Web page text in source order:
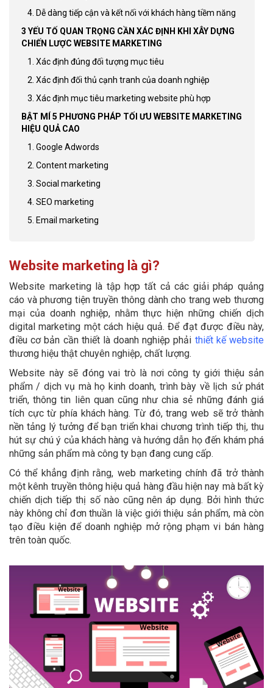
4. Dễ dàng tiếp cận và kết nối với khách hàng tiềm năng
3 YẾU TỐ QUAN TRỌNG CẦN XÁC ĐỊNH KHI XÂY DỰNG
CHIẾN LƯỢC WEBSITE MARKETING
1. Xác định đúng đối tượng mục tiêu
2. Xác định đối thủ cạnh tranh của doanh nghiệp
3. Xác định mục tiêu marketing website phù hợp
BẬT MÍ 5 PHƯƠNG PHÁP TỐI ƯU WEBSITE MARKETING
HIỆU QUẢ CAO
1. Google Adwords
2. Content marketing
3. Social marketing
4. SEO marketing
5. Email marketing
Website marketing là gì?
Website marketing là tập hợp tất cả các giải pháp quảng
cáo và phương tiện truyền thông dành cho trang web thương
mại của doanh nghiệp, nhằm thực hiện những chiến dịch
digital marketing một cách hiệu quả. Để đạt được điều này,
điều cơ bản cần thiết là doanh nghiệp phải thiết kế website
thương hiệu thật chuyên nghiệp, chất lượng.
Website này sẽ đóng vai trò là nơi công ty giới thiệu sản
phẩm / dịch vụ mà họ kinh doanh, trình bày về lịch sử phát
triển, thông tin liên quan cũng như chia sẻ những đánh giá
tích cực từ phía khách hàng. Từ đó, trang web sẽ trở thành
nền tảng lý tưởng để bạn triển khai chương trình tiếp thị, thu
hút sự chú ý của khách hàng và hướng dẫn họ đến khám phá
những sản phẩm mà công ty bạn đang cung cấp.
Có thể khẳng định rằng, web marketing chính đã trở thành
một kênh truyền thông hiệu quả hàng đầu hiện nay mà bất kỳ
chiến dịch tiếp thị số nào cũng nên áp dụng. Bởi hình thức
này không chỉ đơn thuần là việc giới thiệu sản phẩm, mà còn
tạo điều kiện để doanh nghiệp mở rộng phạm vi bán hàng
trên toàn quốc.